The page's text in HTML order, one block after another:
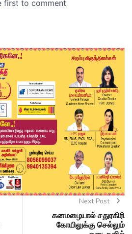
Next Post
கனமழையால் சதுரகிரி
கோயிலுக்கு செல்லும்